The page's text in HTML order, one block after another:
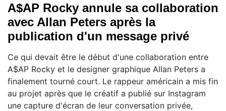
A$AP Rocky annule sa collaboration
avec Allan Peters après la
publication d'un message privé
Ce qui devait être le début d'une collaboration entre
A$AP Rocky et le designer graphique Allan Peters a
finalement tourné court. Le rappeur américain a mis fin
au projet après que le créatif a publié sur Instagram
une capture d'écran de leur conversation privée,